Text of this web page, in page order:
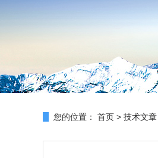
您的位置： 首页 > 技术文章